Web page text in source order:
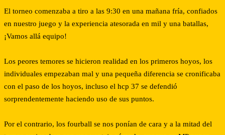
El torneo comenzaba a tiro a las 9:30 en una mañana fría, confiados
en nuestro juego y la experiencia atesorada en mil y una batallas,
¡Vamos allá equipo!
Los peores temores se hicieron realidad en los primeros hoyos, los
individuales empezaban mal y una pequeña diferencia se cronificaba
con el paso de los hoyos, incluso el hcp 37 se defendió
sorprendentemente haciendo uso de sus puntos.
Por el contrario, los fourball se nos ponían de cara y a la mitad del